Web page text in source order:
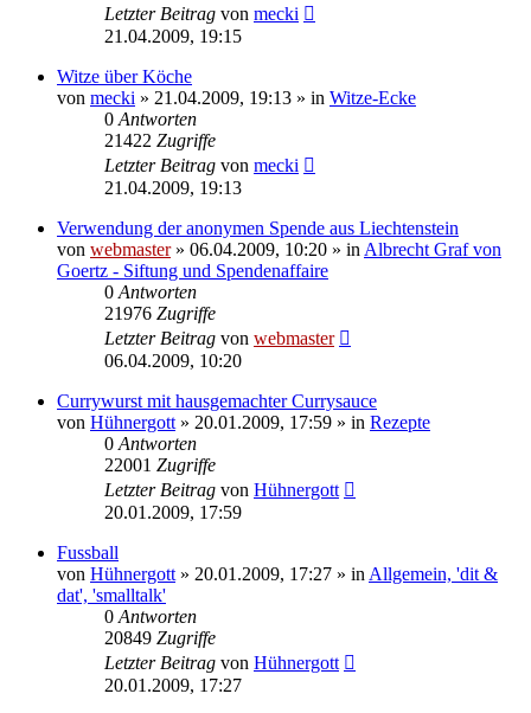
Letzter Beitrag von mecki
21.04.2009, 19:15
Witze über Köche
von mecki » 21.04.2009, 19:13 » in Witze-Ecke
0 Antworten
21422 Zugriffe
Letzter Beitrag von mecki
21.04.2009, 19:13
Verwendung der anonymen Spende aus Liechtenstein
von webmaster» 06.04.2009, 10:20 » in Albrecht Graf von
Goertz - Siftung und Spendenaffaire
0 Antworten
21976 Zugriffe
Letzter Beitrag von webmaster
06.04.2009, 10:20
Currywurst mit hausgemachter Currysauce
von Hühnergott » 20.01.2009, 17:59 » in Rezepte
0 Antworten
22001 Zugriffe
Letzter Beitrag von Hühnergott
20.01.2009, 17:59
Fussball
von Hühnergott » 20.01.2009, 17:27 » in Allgemein, 'dit &
dat', 'smalltalk'
0 Antworten
20849 Zugriffe
Letzter Beitrag von Hühnergott
20.01.2009, 17:27